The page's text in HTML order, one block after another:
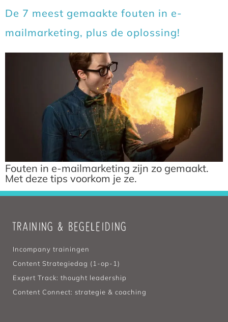
De 7 meest gemaakte fouten in e-
mailmarketing, plus de oplossing!
Fouten in e-mailmarketing zijn zo gemaakt.
Met deze tips voorkom je ze.
TRAINING & BEGELEIDING
Incompany trainingen
Content Strategiedag (1-op-1)
Expert Track: thought leadership
Content Connect: strategie & coaching